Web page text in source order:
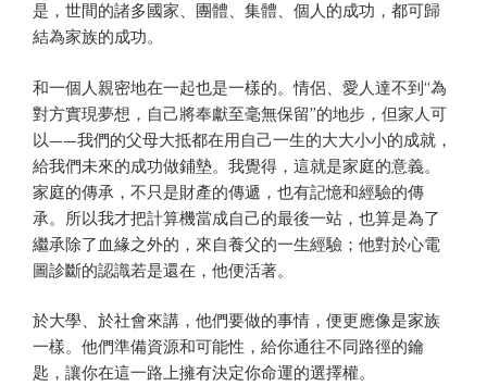
是，世間的諸多國家、團體、集體、個人的成功，都可歸
結為家族的成功。
和一個人親密地在一起也是一樣的。情侶、愛人達不到“為
對方實現夢想，自己將奉獻至毫無保留”的地步，但家人可
以——我們的父母大抵都在用自己一生的大大小小的成就，
給我們未來的成功做鋪墊。我覺得，這就是家庭的意義。
家庭的傳承，不只是財產的傳遞，也有記憶和經驗的傳
承。所以我才把計算機當成自己的最後一站，也算是為了
繼承除了血緣之外的，來自養父的一生經驗；他對於心電
圖診斷的認識若是還在，他便活著。
於大學、於社會來講，他們要做的事情，便更應像是家族
一樣。他們準備資源和可能性，給你通往不同路徑的鑰
匙，讓你在這一路上擁有決定你命運的選擇權。